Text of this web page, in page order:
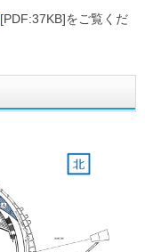
[PDF:37KB]をご覧くだ